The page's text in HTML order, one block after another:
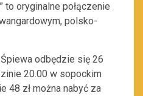
to oryginalne połączenie
polsko-
Śpiewa odbędzie się 26
20.00 w sopockim
48 zł można nabyć za